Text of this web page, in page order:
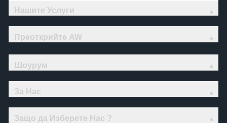
Нашите Услуги
Преоткрийте AW
Шоурум
За Нас
Защо да Изберете Нас ?